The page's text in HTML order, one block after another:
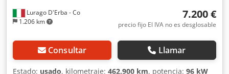
Lurago D'Erba - Co
1.206 km
7.200 €
precio fijo El IVA no es desglosable
Consultar Llamar
Estado: usado, kilometraje: 462.900 km, potencia: 96 kW